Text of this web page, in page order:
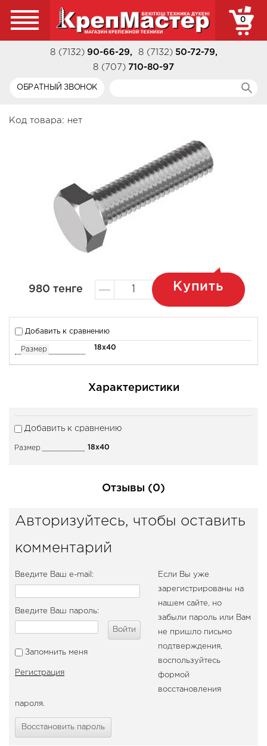
0
8 (7132) 90-66-29, 8 (7132) 50-72-79,
8 (707) 710-80-97
ОБРАТНЫЙ ЗВОНОК
Код товара: нет
980 тенге Купить
Добавить к сравнению
Размер 18x40
Характеристики
Добавить к сравнению
Размер 18x40
Отзывы (0)
Авторизуйтесь, чтобы оставить
комментарий
Введите Ваш e-mail:
Введите Ваш пароль:
Войти
Запомнить меня
Регистрация
Если Вы уже
зарегистрированы на
нашем сайте, но
забыли пароль или Вам
не пришло письмо
подтверждения,
воспользуйтесь
формой
восстановления
пароля.
Восстановить пароль